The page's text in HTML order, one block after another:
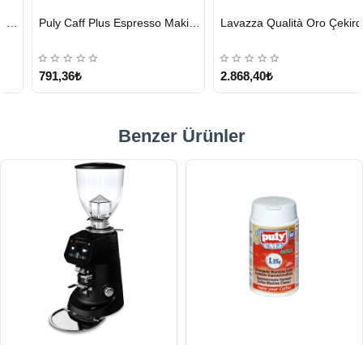
GÖNDERİ
Puly Caff Plus Espresso Makinesi Temizleyici Tablet 100 x 1.35 G
791,36₺
GÖNDERİ
Lavazza Qualità Oro Çekirdek Kahve 1 KG x 2
2.868,40₺
Benzer Ürünler